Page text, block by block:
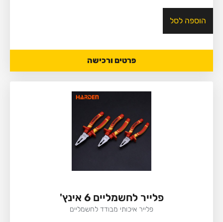
הוספה לסל
פרטים ורכישה
פלייר לחשמליים 6 אינץ'
פלייר איכותי מבודד לחשמליים